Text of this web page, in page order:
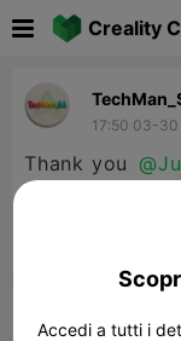
Creality
17:50 03-30
Thank you
boosts. Your
Commenta
Accedi a tutti i